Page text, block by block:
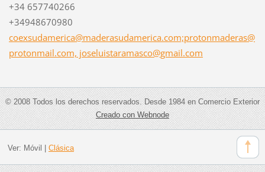
+34 657740266
+34948670980
coexsudamerica@maderasudamerica.com;protonmaderas@
protonmail.com, joseluistaramasco@gmail.com
© 2008 Todos los derechos reservados. Desde 1984 en Comercio Exterior
Creado con Webnode
Ver: Móvil | Clásica